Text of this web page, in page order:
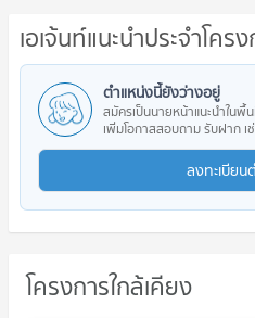
เอเจ้นท์แนะนำประจำโคร
ตำแหน่งนี้ยังว่างอยู่
สมัครเป็นนายหน้าแนะนำในพื้
เพิ่มโอกาสสอบถาม รับฝาก
ลงทะเบีย
โครงการใกล้เคียง